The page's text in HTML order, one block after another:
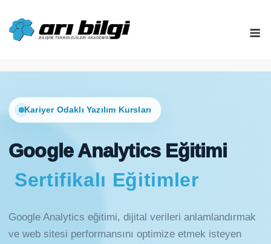
content
Kariyer Odaklı Yazılım Kursları
Google Analytics Eğitimi
Sertifikalı Eğitimler
Google Analytics eğitimi, dijital verileri anlamlandırmak
ve web sitesi performansını optimize etmek isteyen